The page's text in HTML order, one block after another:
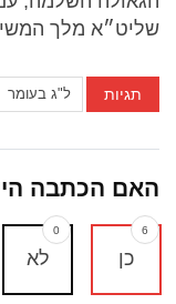
שליט״א מלך
תגיות ל"ג בעומר
האם הכתבה
כן
6
לא
0